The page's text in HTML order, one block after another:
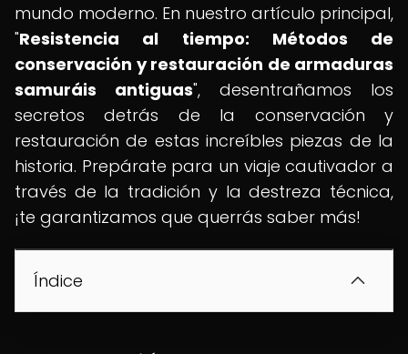
mundo moderno. En nuestro artículo principal,
"Resistencia al tiempo: Métodos de
conservación y restauración de armaduras
samuráis antiguas", desentrañamos los
secretos detrás de la conservación y
restauración de estas increíbles piezas de la
historia. Prepárate para un viaje cautivador a
través de la tradición y la destreza técnica,
¡te garantizamos que querrás saber más!
Índice